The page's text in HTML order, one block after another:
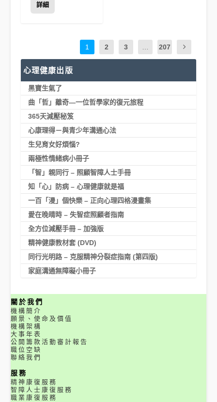
詳細
1 2 3 … 207
心理健康出版
黑寶生氣了
曲「哲」離奇—一位哲學家的復元旅程
365天減壓秘笈
心康理得－與青少年溝通心法
生兒育女好煩惱?
兩極性情緒病小冊子
「智」親同行 – 照顧智障人士手冊
知「心」防病 – 心理健康就是福
一百「漫」個快樂 – 正向心理四格漫畫集
愛在晚晴時 – 失智症照顧者指南
全方位減壓手冊 – 加強版
精神健康教材套 (DVD)
同行光明路 – 克服精神分裂症指南 (第四版)
家庭溝通無障礙小冊子
關於我們
機構簡介
願景、使命及價值
機構架構
大事年表
公開籌款活動審計報告
職位空缺
聯絡我們
服務
精神康復服務
智障人士康復服務
職業康復服務